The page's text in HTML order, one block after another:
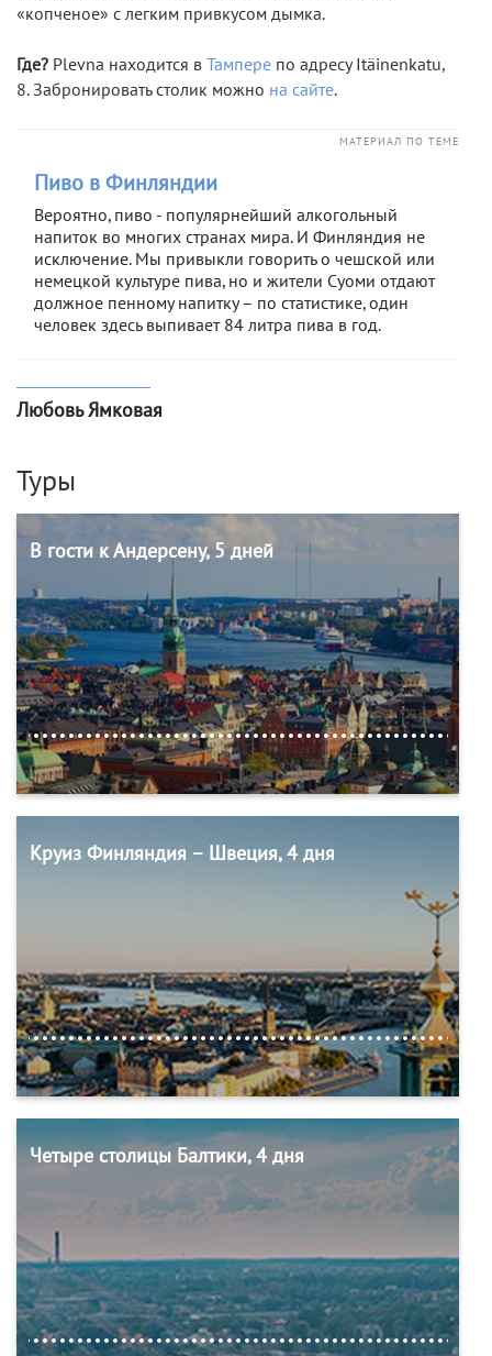
«копченое» с легким привкусом дымка.
Где? Plevna находится в Тампере по адресу Itäinenkatu,
8. Забронировать столик можно на сайте.
МАТЕРИАЛ ПО ТЕМЕ
Пиво в Финляндии
Вероятно, пиво - популярнейший алкогольный
напиток во многих странах мира. И Финляндия не
исключение. Мы привыкли говорить о чешской или
немецкой культуре пива, но и жители Суоми отдают
должное пенному напитку – по статистике, один
человек здесь выпивает 84 литра пива в год.
Любовь Ямковая
Туры
В гости к Андерсену, 5 дней
Круиз Финляндия – Швеция, 4 дня
Четыре столицы Балтики, 4 дня